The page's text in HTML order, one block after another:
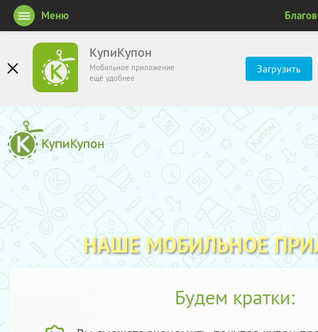
КупиКупон
Мобильное приложение
ещё удобнее
Загрузить
Меню
НАШЕ МОБИЛЬНОЕ
Будем кратки: